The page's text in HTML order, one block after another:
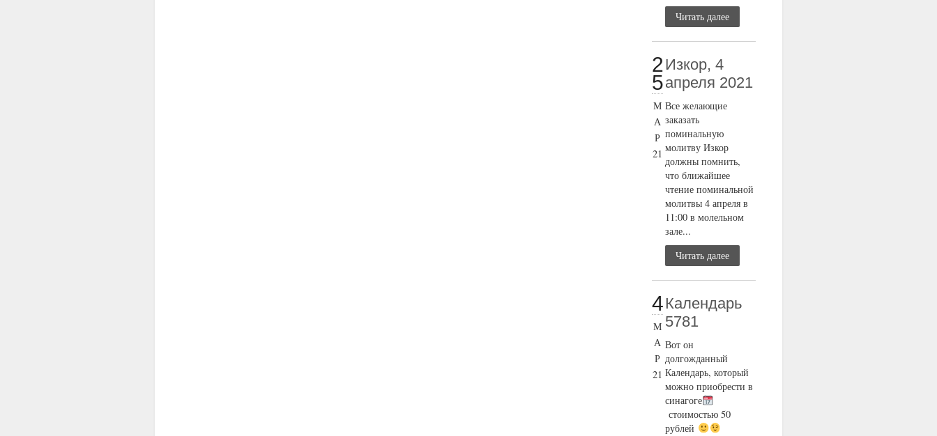
Читать далее
2
5
М
А
Р
21
Изкор, 4
апреля 2021
Все желающие
заказать
поминальную
молитву Изкор
должны помнить,
что ближайшее
чтение поминальной
молитвы 4 апреля в
11:00 в молельном
зале...
Читать далее
4
М
А
Р
21
Календарь
5781
Вот он
долгожданный
Календарь, который
можно приобрести в
синагоге
стоимостью 50
рублей